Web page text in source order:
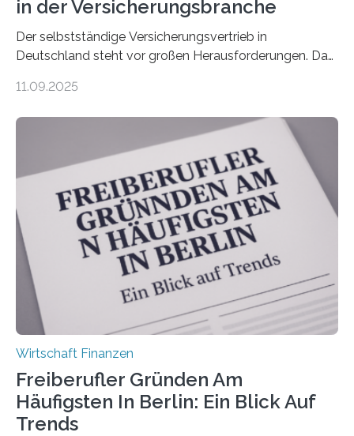
in der Versicherungsbranche
Der selbstständige Versicherungsvertrieb in
Deutschland steht vor großen Herausforderungen. Das
Dr. Matthias Beenken und Prof. Dr. Lukas Linnenbrink
Bundesverbands Deutscher Versicherungskaufleute e.V.
durchgeführt haben. Die Studie basiert auf den
Antworten von 1.440 selbstständigen
Versicherungsvertreter*innen und -makler*innen. Ein
Ergebnis: Deutlich mehr als die Hälfte der Befragten ist
über 50 Jahre alt und wird in den nächsten Jahren eine
Nachfolgeregelung benötigen. Aber nur ein Drittel hat
bereits Regelungen…
11.09.2025
Wirtschaft Finanzen
Freiberufler Gründen Am
Häufigsten In Berlin: Ein Blick Auf
Trends